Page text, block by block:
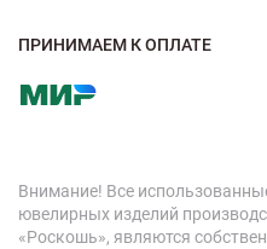
ПРИНИМАЕМ К ОПЛАТЕ
Внимание! Все
ювелирных изделий
«Роскошь», являются